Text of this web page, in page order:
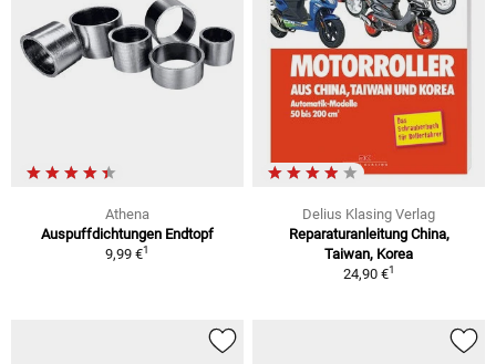
Athena
Auspuffdichtungen Endtopf
9,99 €1
Delius Klasing Verlag
Reparaturanleitung China,
Taiwan, Korea
24,90 €1